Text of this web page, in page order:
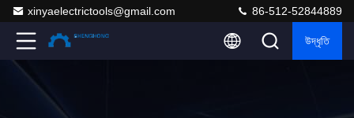
xinyaelectrictools@gmail.com 86-512-52844889
উদ্ধৃতি